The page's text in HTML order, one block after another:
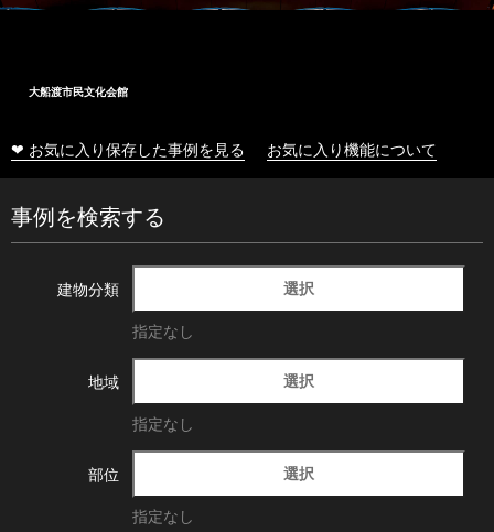
大船渡市民文化会館
❤ お気に入り保存した事例を見る お気に入り機能について
事例を検索する
建物分類 選択
指定なし
地域 選択
指定なし
部位 選択
指定なし